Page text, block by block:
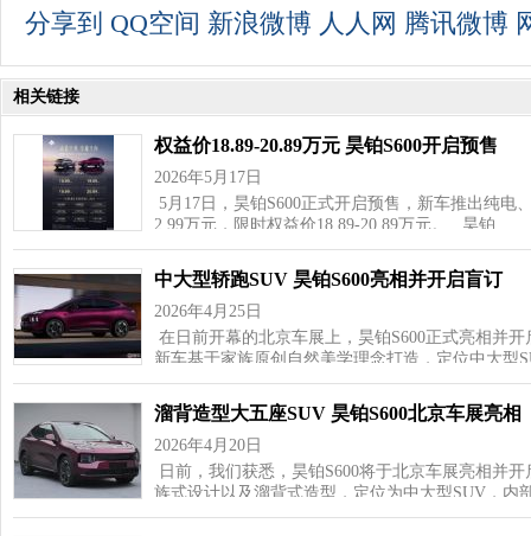
分享到 QQ空间 新浪微博 人人网 腾讯微博
相关链接
权益价18.89-20.89万元 昊铂S600开启预售
2026年5月17日
5月17日，昊铂S600正式开启预售，新车推出纯电
2.99万元，限时权益价18.89-20.89万元。 昊铂…
中大型轿跑SUV 昊铂S600亮相并开启盲订
2026年4月25日
在日前开幕的北京车展上，昊铂S600正式亮相并
新车基于家族原创自然美学理念打造，定位中大型
溜背造型大五座SUV 昊铂S600北京车展亮相
2026年4月20日
日前，我们获悉，昊铂S600将于北京车展亮相并
族式设计以及溜背式造型，定位为中大型SUV，内